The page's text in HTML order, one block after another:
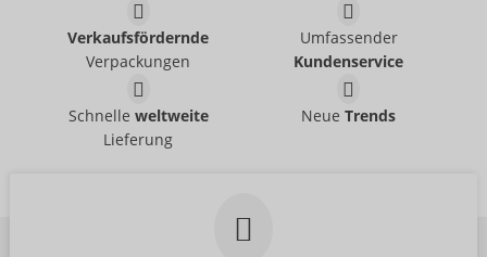
Straps-Strumpfhose
Cottelli LEGWEAR- ORION Brand
Strumpfhose
Cottelli LEGWEAR- ORION Brand
25104721101
9,95 €
Größe:S-L
Halterlose Strümpfe
Cottelli LEGWEAR- ORION Brand
Catsuit
Verkaufsfördernde
Verpackungen
Umfassender
Kundenservice
Schnelle weltweite
Lieferung
NeueTrends